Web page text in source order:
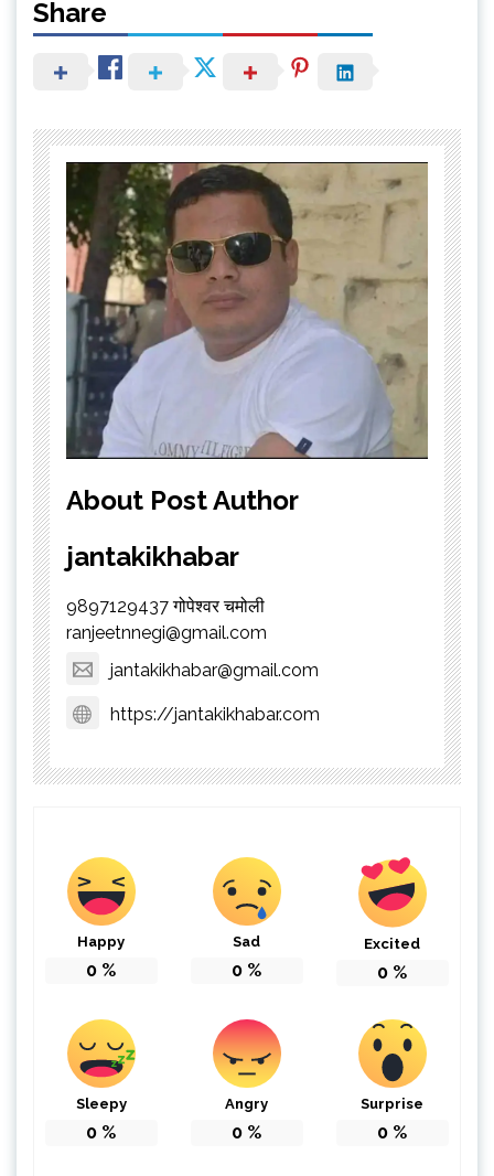
Share
About Post Author
jantakikhabar
9897129437 गोपेश्वर चमोली
ranjeetnnegi@gmail.com
jantakikhabar@gmail.com
https://jantakikhabar.com
Happy
0 %
Sad
0 %
Excited
0 %
Sleepy
0 %
Angry
0 %
Surprise
0 %